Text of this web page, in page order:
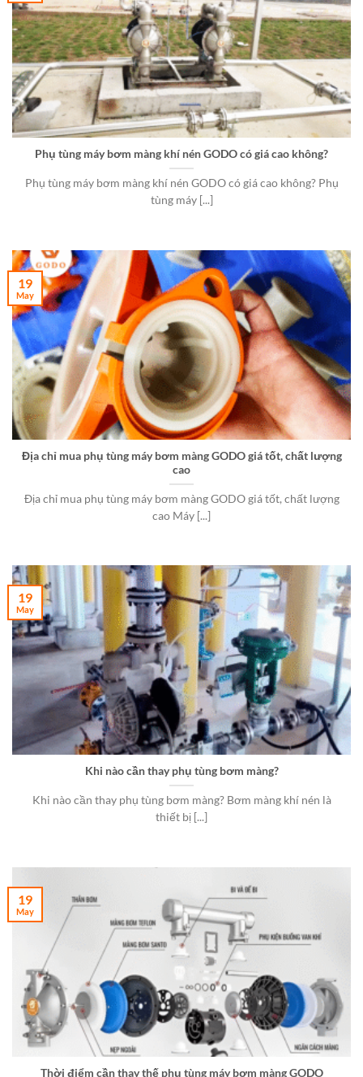
Phụ tùng máy bơm màng khí nén GODO có giá cao không?
Phụ tùng máy bơm màng khí nén GODO có giá cao không? Phụ
tùng máy [...]
Địa chỉ mua phụ tùng máy bơm màng GODO giá tốt, chất lượng
cao
Địa chỉ mua phụ tùng máy bơm màng GODO giá tốt, chất lượng
cao Máy [...]
19
May
Khi nào cần thay phụ tùng bơm màng?
Khi nào cần thay phụ tùng bơm màng? Bơm màng khí nén là
thiết bị [...]
19
May
Thời điểm cần thay thế phụ tùng máy bơm màng GODO
19
May